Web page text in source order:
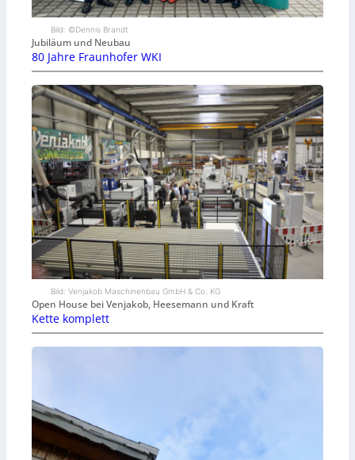
Bild: ©Dennis Brandt
Jubiläum und Neubau
80 Jahre Fraunhofer WKI
Bild: Venjakob Maschinenbau GmbH & Co. KG
Open House bei Venjakob, Heesemann und Kraft
Kette komplett